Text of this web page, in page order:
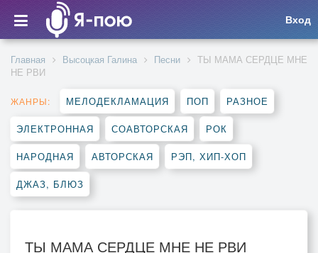
Вход
Главная Высоцкая Галина Песни
ТЫ МАМА СЕРДЦЕ МНЕ
НЕ РВИ
ЖАНРЫ: МЕЛОДЕКЛАМАЦИЯ ПОП РАЗНОЕ
ЭЛЕКТРОННАЯ СОАВТОРСКАЯ РОК
НАРОДНАЯ АВТОРСКАЯ РЭП, ХИП-ХОП
ДЖАЗ, БЛЮЗ
ТЫ МАМА СЕРДЦЕ МНЕ НЕ РВИ